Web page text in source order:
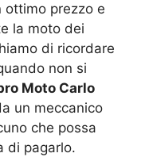
ottimo prezzo e
la moto dei
di ricordare
non si
Moto Carlo
un meccanico
che possa
di pagarlo.